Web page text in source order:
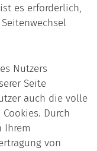
es erforderlich,
Nutzers
Seite
auch die volle
Durch
Ihrem
von